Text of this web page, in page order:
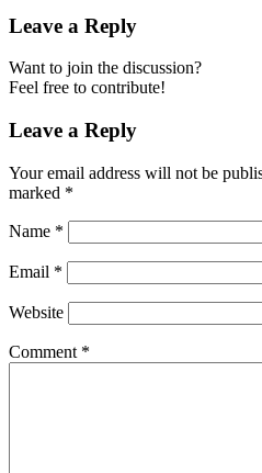
Leave a Reply
Want to join the discussion?
Feel free to contribute!
Leave a Reply
Your email address will not be
marked *
Name *
Email *
Website
Comment *